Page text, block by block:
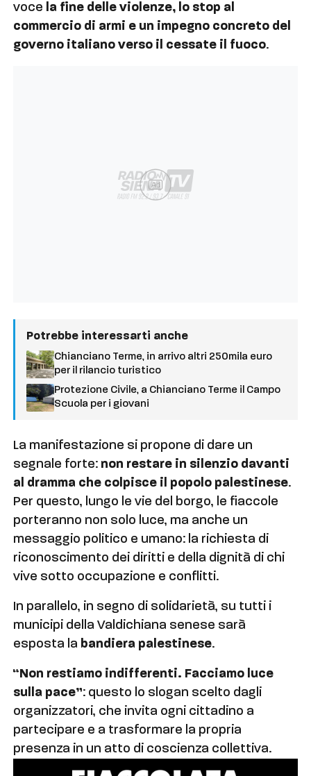
voce la fine delle violenze, lo stop al
commercio di armi e un impegno concreto del
governo italiano verso il cessate il fuoco.
Ad
Potrebbe interessarti anche
Chianciano Terme, in arrivo altri 250mila euro
per il rilancio turistico
Protezione Civile, a Chianciano Terme il Campo
Scuola per i giovani
La manifestazione si propone di dare un
segnale forte: non restare in silenzio davanti
al dramma che colpisce il popolo palestinese.
Per questo, lungo le vie del borgo, le fiaccole
porteranno non solo luce, ma anche un
messaggio politico e umano: la richiesta di
riconoscimento dei diritti e della dignità di chi
vive sotto occupazione e conflitti.
In parallelo, in segno di solidarietà, su tutti i
municipi della Valdichiana senese sarà
esposta la bandiera palestinese.
“Non restiamo indifferenti. Facciamo luce
sulla pace”: questo lo slogan scelto dagli
organizzatori, che invita ogni cittadino a
partecipare e a trasformare la propria
presenza in un atto di coscienza collettiva.